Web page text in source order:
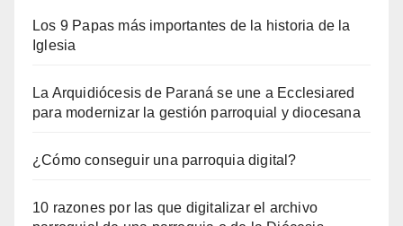
Los 9 Papas más importantes de la historia de la
Iglesia
La Arquidiócesis de Paraná se une a Ecclesiared
para modernizar la gestión parroquial y diocesana
¿Cómo conseguir una parroquia digital?
10 razones por las que digitalizar el archivo